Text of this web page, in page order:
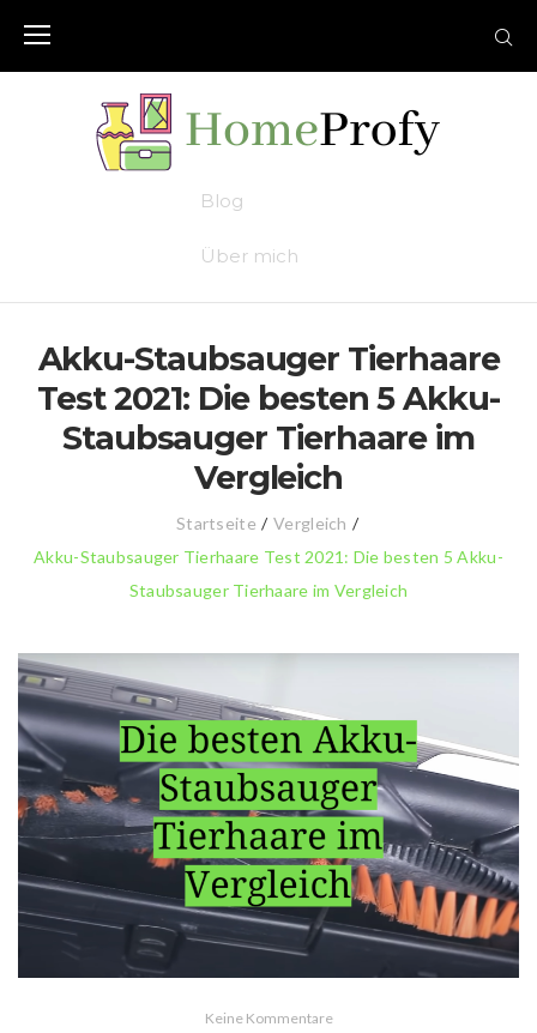
Blog
Über mich
Akku-Staubsauger Tierhaare
Test 2021: Die besten 5 Akku-
Staubsauger Tierhaare im
Vergleich
Startseite / Vergleich /
Akku-Staubsauger Tierhaare Test 2021: Die besten 5 Akku-
Staubsauger Tierhaare im Vergleich
Keine Kommentare